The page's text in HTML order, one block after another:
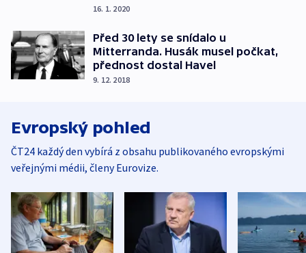
16. 1. 2020
Před 30 lety se snídalo u
Mitterranda. Husák musel počkat,
přednost dostal Havel
9. 12. 2018
Evropský pohled
ČT24 každý den vybírá z obsahu publikovaného evropskými
veřejnými médii, členy Eurovize.